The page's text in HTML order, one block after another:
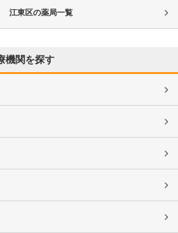
江東区の薬局一覧
機関を探す